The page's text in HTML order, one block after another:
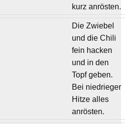
kurz anrösten.
Die Zwiebel
und die Chili
fein hacken
und in den
Topf geben.
Bei niedrieger
Hitze alles
anrösten.